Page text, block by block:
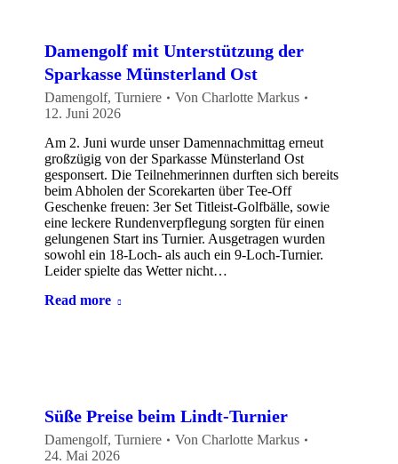
Damengolf mit Unterstützung der
Sparkasse Münsterland Ost
Damengolf, Turniere Von Charlotte Markus
12. Juni 2026
Am 2. Juni wurde unser Damennachmittag erneut
großzügig von der Sparkasse Münsterland Ost
gesponsert. Die Teilnehmerinnen durften sich bereits
beim Abholen der Scorekarten über Tee-Off
Geschenke freuen: 3er Set Titleist-Golfbälle, sowie
eine leckere Rundenverpflegung sorgten für einen
gelungenen Start ins Turnier. Ausgetragen wurden
sowohl ein 18-Loch- als auch ein 9-Loch-Turnier.
Leider spielte das Wetter nicht…
Read more
Süße Preise beim Lindt-Turnier
Damengolf, Turniere Von Charlotte Markus
24. Mai 2026